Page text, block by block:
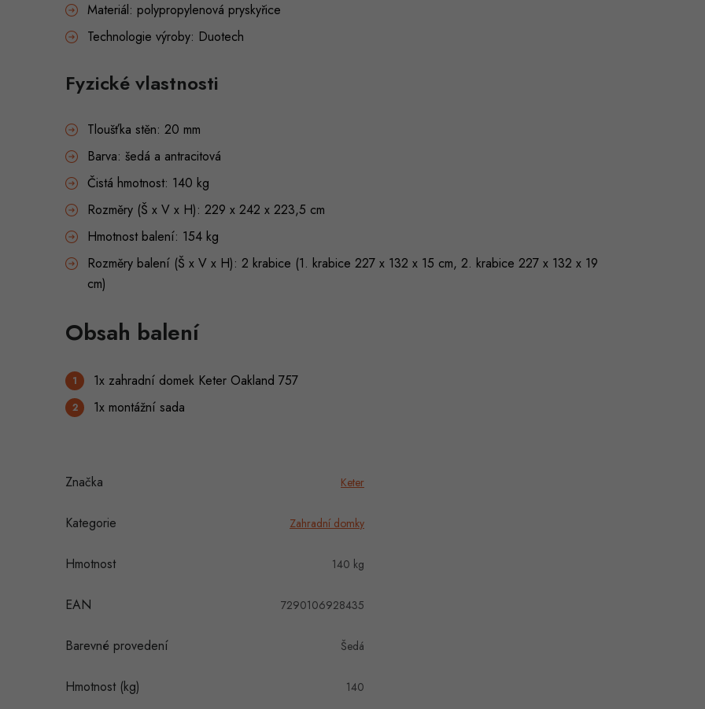
Materiál: polypropylenová pryskyřice
Technologie výroby: Duotech
Fyzické vlastnosti
Tloušťka stěn: 20 mm
Barva: šedá a antracitová
Čistá hmotnost: 140 kg
Rozměry (Š x V x H): 229 x 242 x 223,5 cm
Hmotnost balení: 154 kg
Rozměry balení (Š x V x H): 2 krabice (1. krabice 227 x 132 x 15 cm, 2. krabice 227 x 132 x 19
cm)
Obsah balení
1x zahradní domek Keter Oakland 757
1x montážní sada
Značka Keter
Kategorie Zahradní domky
Hmotnost 140 kg
EAN 7290106928435
Barevné provedení Šedá
Hmotnost (kg) 140